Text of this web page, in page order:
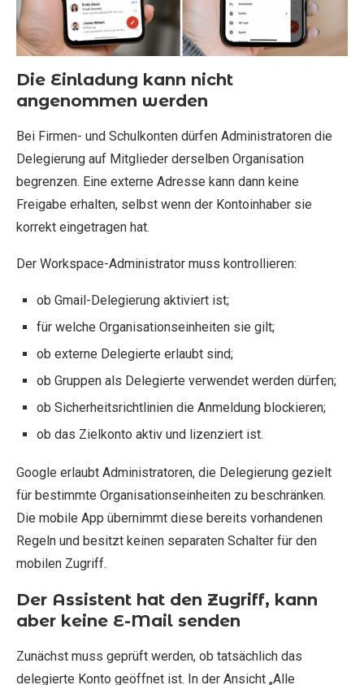
Die Einladung kann nicht
angenommen werden
Bei Firmen- und Schulkonten dürfen Administratoren die
Delegierung auf Mitglieder derselben Organisation
begrenzen. Eine externe Adresse kann dann keine
Freigabe erhalten, selbst wenn der Kontoinhaber sie
korrekt eingetragen hat.
Der Workspace-Administrator muss kontrollieren:
ob Gmail-Delegierung aktiviert ist;
für welche Organisationseinheiten sie gilt;
ob externe Delegierte erlaubt sind;
ob Gruppen als Delegierte verwendet werden dürfen;
ob Sicherheitsrichtlinien die Anmeldung blockieren;
ob das Zielkonto aktiv und lizenziert ist.
Google erlaubt Administratoren, die Delegierung gezielt
für bestimmte Organisationseinheiten zu beschränken.
Die mobile App übernimmt diese bereits vorhandenen
Regeln und besitzt keinen separaten Schalter für den
mobilen Zugriff.
Der Assistent hat den Zugriff, kann
aber keine E-Mail senden
Zunächst muss geprüft werden, ob tatsächlich das
delegierte Konto geöffnet ist. In der Ansicht „Alle